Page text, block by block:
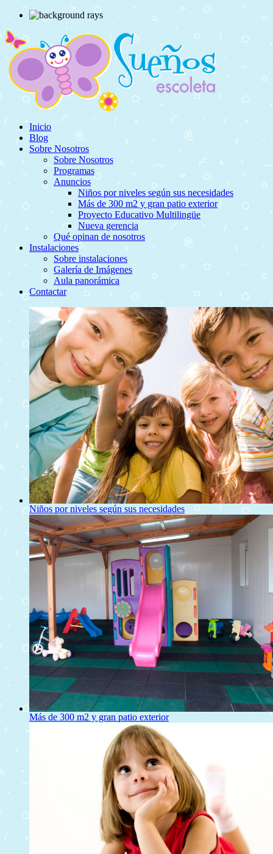
Inicio
Blog
Sobre Nosotros
Sobre Nosotros
Programas
Anuncios
Niños por niveles según sus necesidades
Más de 300 m2 y gran patio exterior
Proyecto Educativo Multilingüe
Nueva gerencia
Qué opinan de nosotros
Instalaciones
Sobre instalaciones
Galería de Imágenes
Aula panorámica
Contactar
Niños por niveles según sus necesidades
Más de 300 m2 y gran patio exterior